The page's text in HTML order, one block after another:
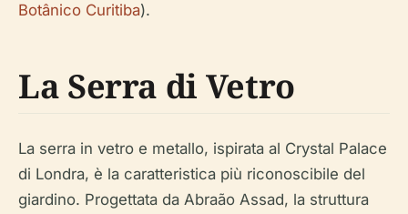
Botânico Curitiba).
La Serra di Vetro
La serra in vetro e metallo, ispirata al Crystal Palace
di Londra, è la caratteristica più riconoscibile del
giardino. Progettata da Abraão Assad, la struttura